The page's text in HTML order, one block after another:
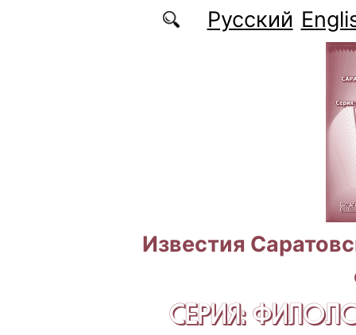
Перейти к основному содержаниюРусский
Известия
СЕРИЯ: